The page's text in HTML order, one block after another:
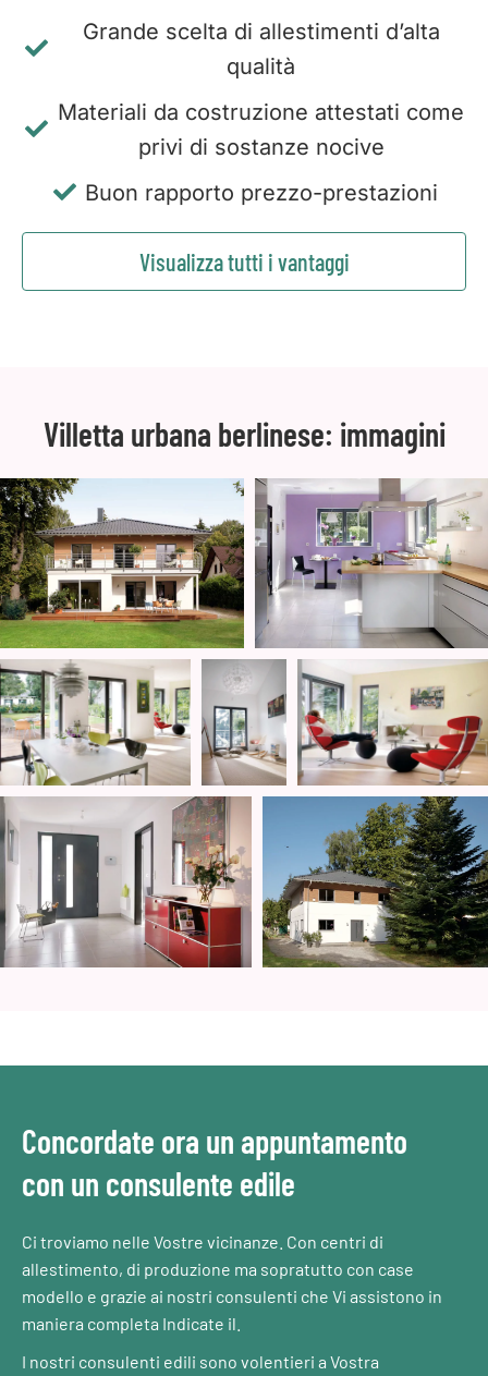
Grande scelta di allestimenti d’alta
qualità
Materiali da costruzione attestati come
privi di sostanze nocive
Buon rapporto prezzo-prestazioni
Visualizza tutti i vantaggi
Villetta urbana berlinese: immagini
Concordate ora un appuntamento
con un consulente edile
Ci troviamo nelle Vostre vicinanze. Con centri di
allestimento, di produzione ma sopratutto con case
modello e grazie ai nostri consulenti che Vi assistono in
maniera completa Indicate il.
I nostri consulenti edili sono volentieri a Vostra